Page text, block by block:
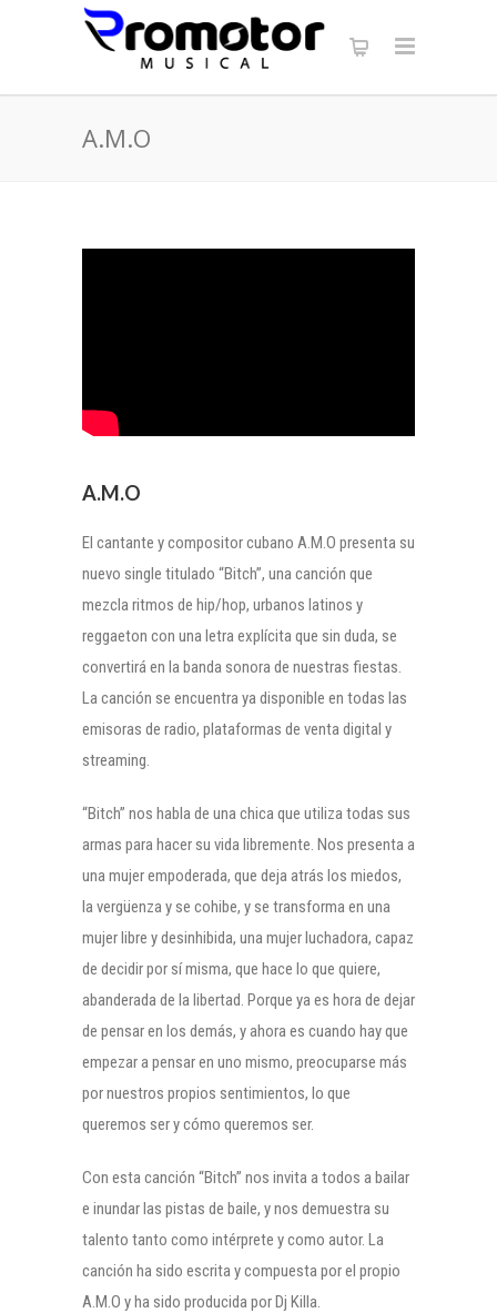
A.M.O
A.M.O
El cantante y compositor cubano A.M.O presenta su
nuevo single titulado “Bitch”, una canción que
mezcla ritmos de hip/hop, urbanos latinos y
reggaeton con una letra explícita que sin duda, se
convertirá en la banda sonora de nuestras fiestas.
La canción se encuentra ya disponible en todas las
emisoras de radio, plataformas de venta digital y
streaming.
“Bitch” nos habla de una chica que utiliza todas sus
armas para hacer su vida libremente. Nos presenta a
una mujer empoderada, que deja atrás los miedos,
la vergüenza y se cohibe, y se transforma en una
mujer libre y desinhibida, una mujer luchadora, capaz
de decidir por sí misma, que hace lo que quiere,
abanderada de la libertad. Porque ya es hora de dejar
de pensar en los demás, y ahora es cuando hay que
empezar a pensar en uno mismo, preocuparse más
por nuestros propios sentimientos, lo que
queremos ser y cómo queremos ser.
Con esta canción “Bitch” nos invita a todos a bailar
e inundar las pistas de baile, y nos demuestra su
talento tanto como intérprete y como autor. La
canción ha sido escrita y compuesta por el propio
A.M.O y ha sido producida por Dj Killa.